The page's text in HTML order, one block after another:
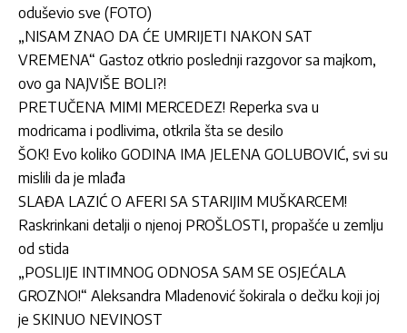
oduševio sve (FOTO)
„NISAM ZNAO DA ĆE UMRIJETI NAKON SAT
VREMENA“ Gastoz otkrio poslednji razgovor sa majkom,
ovo ga NAJVIŠE BOLI?!
PRETUČENA MIMI MERCEDEZ! Reperka sva u
modricama i podlivima, otkrila šta se desilo
ŠOK! Evo koliko GODINA IMA JELENA GOLUBOVIĆ, svi su
mislili da je mlađa
SLAĐA LAZIĆ O AFERI SA STARIJIM MUŠKARCEM!
Raskrinkani detalji o njenoj PROŠLOSTI, propašće u zemlju
od stida
„POSLIJE INTIMNOG ODNOSA SAM SE OSJEĆALA
GROZNO!“ Aleksandra Mladenović šokirala o dečku koji joj
je SKINUO NEVINOST